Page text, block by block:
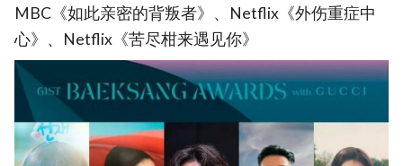
MBC《如此亲密的背叛者》、Netflix《外伤重症中
心》、Netflix《苦尽柑来遇见你》